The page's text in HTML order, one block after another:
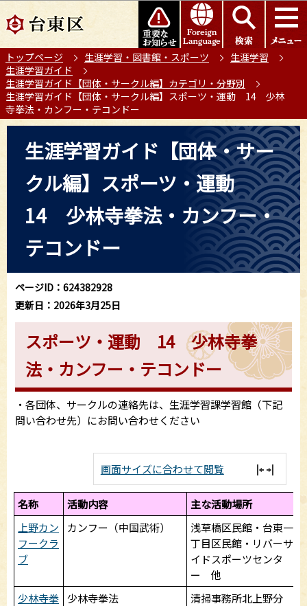
の
ー
ジ
の
先
頭
このページの本文へ移動
トップページ 生涯学習・図書館・スポーツ
生涯学習
生涯学習ガイド
生涯学習ガイド【団体・サークル編】カテゴリ・分野別
生涯学習ガイド【団体・サークル編】スポーツ・運動 14 少林
寺拳法・カンフー・テコンドー
生涯学習ガイド【団体・サー
クル編】スポーツ・運動
14 少林寺拳法・カンフー・
テコンドー
ページID：624382928
更新日：2026年3月25日
スポーツ・運動 14 少林寺拳
法・カンフー・テコンドー
・各団体、サークルの連絡先は、生涯学習課学習館（下記
問い合わせ先）にお問い合わせください
画面サイズに合わせて閲覧
名称 活動内容 主な活動場所
上野カン
フークラ
ブ
カンフー（中国武術）
浅草橋区民館・台東一
丁目区民館・リバーサ
イドスポーツセンタ
ー 他
少林寺拳 少林寺拳法
清掃事務所北上野分